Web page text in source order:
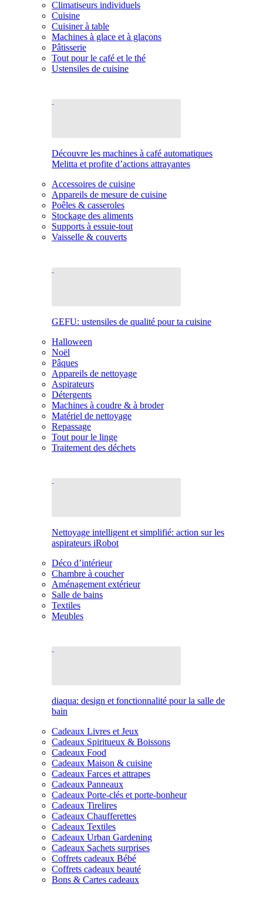
Climatiseurs individuels
Cuisine
Cuisiner à table
Machines à glace et à glaçons
Pâtisserie
Tout pour le café et le thé
Ustensiles de cuisine
Découvre les machines à café automatiques
Melitta et profite d’actions attrayantes
Accessoires de cuisine
Appareils de mesure de cuisine
Poêles & casseroles
Stockage des aliments
Supports à essuie-tout
Vaisselle & couverts
GEFU: ustensiles de qualité pour ta cuisine
Halloween
Noël
Pâques
Appareils de nettoyage
Aspirateurs
Détergents
Machines à coudre & à broder
Matériel de nettoyage
Repassage
Tout pour le linge
Traitement des déchets
Nettoyage intelligent et simplifié: action sur les
aspirateurs iRobot
Déco d’intérieur
Chambre à coucher
Aménagement extérieur
Salle de bains
Textiles
Meubles
diaqua: design et fonctionnalité pour la salle de
bain
Cadeaux Livres et Jeux
Cadeaux Spiritueux & Boissons
Cadeaux Food
Cadeaux Maison & cuisine
Cadeaux Farces et attrapes
Cadeaux Panneaux
Cadeaux Porte-clés et porte-bonheur
Cadeaux Tirelires
Cadeaux Chaufferettes
Cadeaux Textiles
Cadeaux Urban Gardening
Cadeaux Sachets surprises
Coffrets cadeaux Bébé
Coffrets cadeaux beauté
Bons & Cartes cadeaux